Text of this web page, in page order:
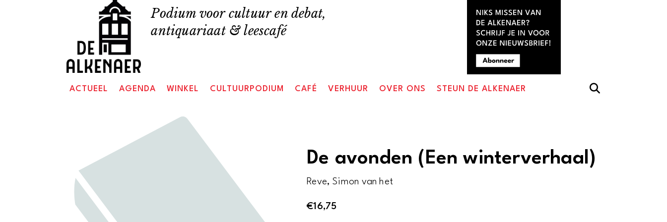
Podium voor cultuur en debat,
antiquariaat & leescafé
ACTUEEL AGENDA WINKEL CULTUURPODIUM CAFÉ VERHUUR OVER ONS STEUN DE ALKENAER
De avonden (Een winterverhaal)
Reve, Simon van het
€16,75